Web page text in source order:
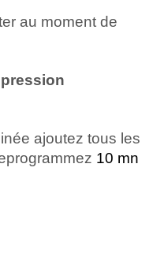
au moment de
ajoutez tous les
10 mn